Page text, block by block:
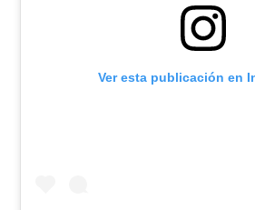
Ver esta publicación en